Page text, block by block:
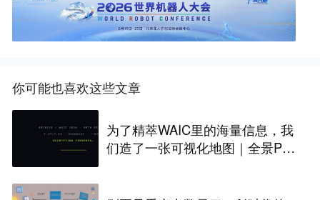
你可能也喜欢这些文章
为了精萃WAIC里的海量信息，我
们造了一张可视化地图｜全景PA